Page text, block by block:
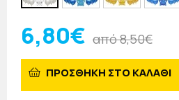
6,80€ από 8,50€
ΠΡΟΣΘΗΚΗ ΣΤΟ ΚΑΛΑΘΙ